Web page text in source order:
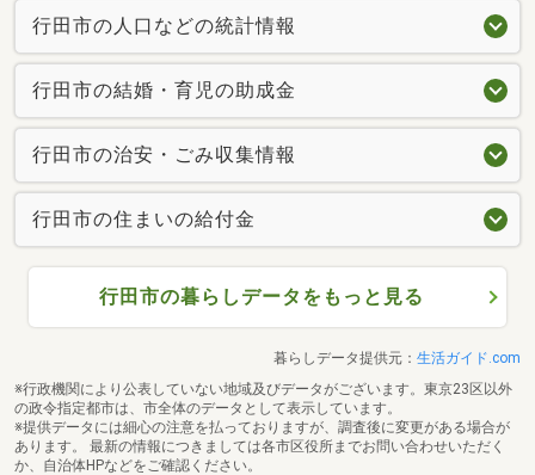
行田市の人口などの統計情報
行田市の結婚・育児の助成金
行田市の治安・ごみ収集情報
行田市の住まいの給付金
行田市の暮らしデータをもっと見る
暮らしデータ提供元： 生活ガイド.com
※行政機関により公表していない地域及びデータがございます。東京23区以外
の政令指定都市は、市全体のデータとして表示しています。
※提供データには細心の注意を払っておりますが、調査後に変更がある場合が
あります。 最新の情報につきましては各市区役所までお問い合わせいただく
か、自治体HPなどをご確認ください。